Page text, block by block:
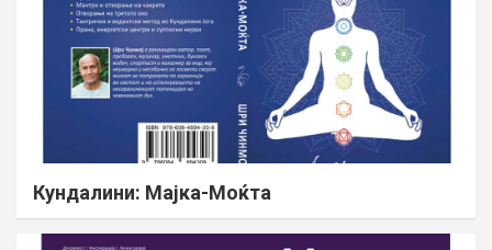
Кундалини: Мајка-Моќта